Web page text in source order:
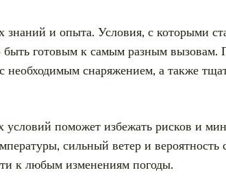
и опыта. Условия, с которыми
готовым к самым разным вызовам.
необходимым снаряжением, а также
поможет избежать рисков и
сильный ветер и вероятность
к любым изменениям погоды.